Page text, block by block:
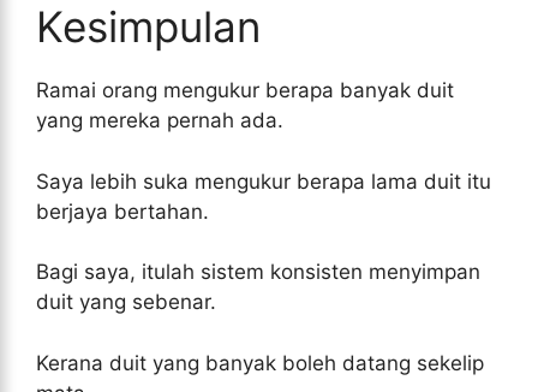
Kesimpulan
Ramai orang mengukur berapa banyak duit
yang mereka pernah ada.
Saya lebih suka mengukur berapa lama duit itu
berjaya bertahan.
Bagi saya, itulah sistem konsisten menyimpan
duit yang sebenar.
Kerana duit yang banyak boleh datang sekelip